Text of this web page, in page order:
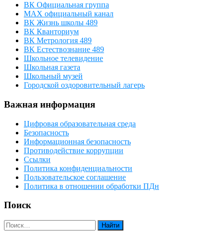
ВК Официальная группа
МАХ официальный канал
ВК Жизнь школы 489
ВК Кванториум
ВК Метрология 489
ВК Естествознание 489
Школьное телевидение
Школьная газета
Школьный музей
Городской оздоровительный лагерь
Важная информация
Цифровая образовательная среда
Безопасность
Информационная безопасность
Противодействие коррупции
Ссылки
Политика конфиденциальности
Пользовательское соглашение
Политика в отношении обработки ПДн
Поиск